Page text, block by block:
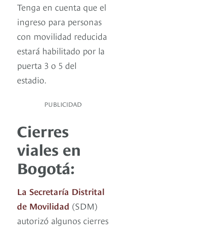
Tenga en cuenta que el
ingreso para personas
con movilidad reducida
estará habilitado por la
puerta 3 o 5 del
estadio.
PUBLICIDAD
Cierres
viales en
Bogotá:
La Secretaría Distrital
de Movilidad (SDM)
autorizó algunos cierres